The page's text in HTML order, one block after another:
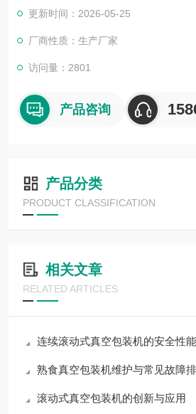
更新时间：2026-05-25
厂商性质：生产厂家
访问量：2801
产品咨询
产品分类
PRODUCT CLASSIFICATION
相关文章
RELATED ARTICLES
连续滚动式真空包装机的安全性
熟食真空包装机维护与常见故障
滚动式真空包装机的创新与应用